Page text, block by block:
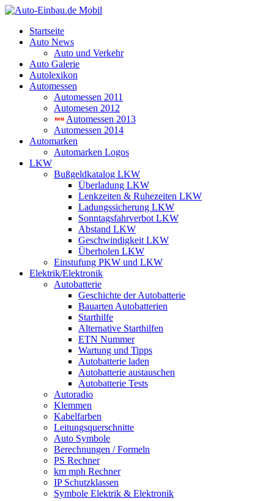
Startseite
Auto News
Auto und Verkehr
Auto Galerie
Autolexikon
Automessen
Automessen 2011
Automesen 2012
Automessen 2013
Automessen 2014
Automarken
Automarken Logos
LKW
Bußgeldkatalog LKW
Überladung LKW
Lenkzeiten & Ruhezeiten LKW
Ladungssicherung LKW
Sonntagsfahrverbot LKW
Abstand LKW
Geschwindigkeit LKW
Überholen LKW
Einstufung PKW und LKW
Elektrik/Elektronik
Autobatterie
Geschichte der Autobatterie
Bauarten Autobatterien
Starthilfe
Alternative Starthilfen
ETN Nummer
Wartung und Tipps
Autobatterie laden
Autobatterie austauschen
Autobatterie Tests
Autoradio
Klemmen
Kabelfarben
Leitungsquerschnitte
Auto Symbole
Berechnungen / Formeln
PS Rechner
km mph Rechner
IP Schutzklassen
Symbole Elektrik & Elektronik